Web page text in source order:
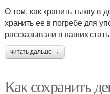
О том, как хранить тыкву в
хранить ее в погребе для
рассказывали в наших
читать дальше →
Как сохранить